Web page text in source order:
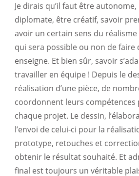
Je dirais qu’il faut être
diplomate, être créatif, savoir
avoir un certain sens du
qui sera possible ou non de faire
enseigne. Et bien sûr, savoir
travailler en équipe ! Depuis le
réalisation d’une pièce, de
coordonnent leurs compétences
chaque projet. Le dessin,
l’envoi de celui-ci pour la
prototype, retouches et
obtenir le résultat souhaité. Et
final est toujours un véritable